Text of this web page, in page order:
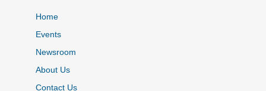
Home
Events
Newsroom
About Us
Contact Us